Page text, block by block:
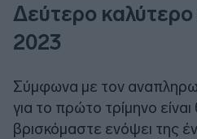
Δεύτερο καλύτερο
2023
Σύμφωνα με τον
για το πρώτο τρίμηνο
βρισκόμαστε ενόψει της